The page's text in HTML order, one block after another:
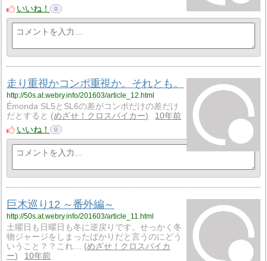
いいね！
0
走り重視かコンポ重視か。それとも。
http://50s.at.webry.info/201603/article_12.html
Émonda SL5とSL6の差がコンポだけの差だけ
だとすると
めざせ！クロスバイカー
10年前
いいね！
0
巨木巡り12 ～番外編～
http://50s.at.webry.info/201603/article_11.html
土曜日も日曜日も冬に逆戻りです。せっかく冬
物ジャージをしまったばかりだと言うのにどう
いうこと？？これ…
めざせ！クロスバイカ
ー
10年前